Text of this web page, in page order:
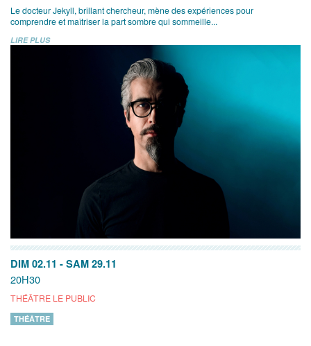
Le docteur Jekyll, brillant chercheur, mène des expériences pour
comprendre et maîtriser la part sombre qui sommeille...
LIRE PLUS
DIM 02.11 - SAM 29.11
20H30
THÉÂTRE LE PUBLIC
THÉÂTRE